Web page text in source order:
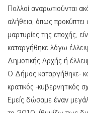
Πολλοί αναρωτιούνται
αλήθεια, όπως
μαρτυρίες της εποχής,
καταργήθηκε λόγω
Δημοτικής Αρχής ή
Ο Δήμος καταργήθηκε-
κρατικός -κυβερνητικός
Εμείς δώσαμε έναν